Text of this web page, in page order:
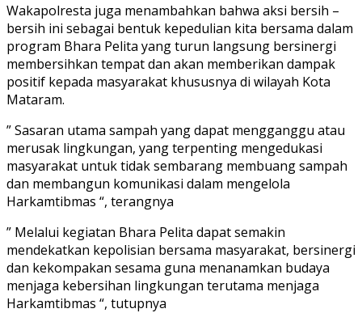
Wakapolresta juga menambahkan bahwa aksi bersih –
bersih ini sebagai bentuk kepedulian kita bersama dalam
program Bhara Pelita yang turun langsung bersinergi
membersihkan tempat dan akan memberikan dampak
positif kepada masyarakat khususnya di wilayah Kota
Mataram.
” Sasaran utama sampah yang dapat mengganggu atau
merusak lingkungan, yang terpenting mengedukasi
masyarakat untuk tidak sembarang membuang sampah
dan membangun komunikasi dalam mengelola
Harkamtibmas “, terangnya
” Melalui kegiatan Bhara Pelita dapat semakin
mendekatkan kepolisian bersama masyarakat, bersinergi
dan kekompakan sesama guna menanamkan budaya
menjaga kebersihan lingkungan terutama menjaga
Harkamtibmas “, tutupnya